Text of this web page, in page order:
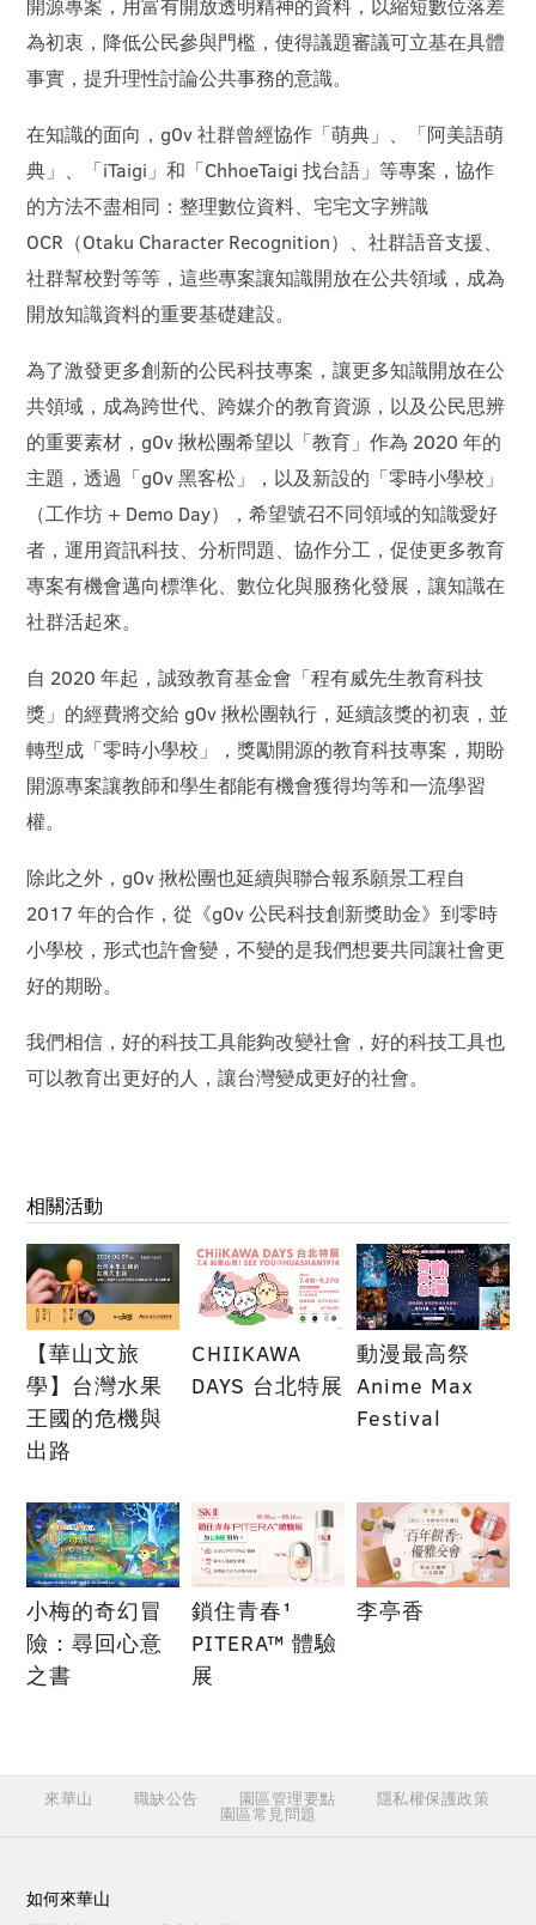
開源專案，用富有開放透明精神的資料，以縮短數位落差
為初衷，降低公民參與門檻，使得議題審議可立基在具體
事實，提升理性討論公共事務的意識。
在知識的面向，g0v 社群曾經協作「萌典」、「阿美語萌
典」、「iTaigi」和「ChhoeTaigi 找台語」等專案，協作
的方法不盡相同：整理數位資料、宅宅文字辨識
OCR（Otaku Character Recognition）、社群語音支援、
社群幫校對等等，這些專案讓知識開放在公共領域，成為
開放知識資料的重要基礎建設。
為了激發更多創新的公民科技專案，讓更多知識開放在公
共領域，成為跨世代、跨媒介的教育資源，以及公民思辨
的重要素材，g0v 揪松團希望以「教育」作為 2020 年的
主題，透過「g0v 黑客松」，以及新設的「零時小學校」
（工作坊 + Demo Day），希望號召不同領域的知識愛好
者，運用資訊科技、分析問題、協作分工，促使更多教育
專案有機會邁向標準化、數位化與服務化發展，讓知識在
社群活起來。
自 2020 年起，誠致教育基金會「程有威先生教育科技
獎」的經費將交給 g0v 揪松團執行，延續該獎的初衷，並
轉型成「零時小學校」，獎勵開源的教育科技專案，期盼
開源專案讓教師和學生都能有機會獲得均等和一流學習
權。
除此之外，g0v 揪松團也延續與聯合報系願景工程自
2017 年的合作，從《g0v 公民科技創新獎助金》到零時
小學校，形式也許會變，不變的是我們想要共同讓社會更
好的期盼。
我們相信，好的科技工具能夠改變社會，好的科技工具也
可以教育出更好的人，讓台灣變成更好的社會。
相關活動
【華山文旅
學】台灣水果
王國的危機與
出路
CHIIKAWA
DAYS 台北特展
動漫最高祭
Anime Max
Festival
小梅的奇幻冒
險：尋回心意
之書
鎖住青春¹
PITERA™ 體驗
展
李亭香
來華山 職缺公告 園區管理要點 隱私權保護政策
園區常見問題
如何來華山